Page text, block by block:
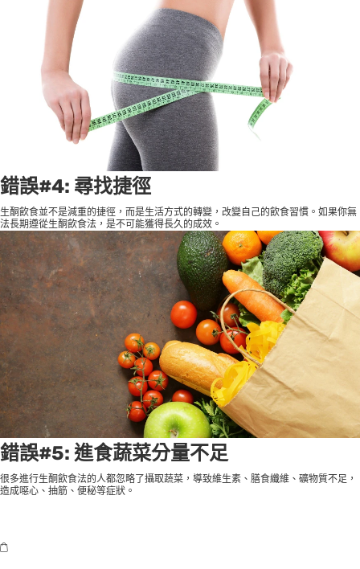
錯誤#4: 尋找捷徑
生酮飲食並不是減重的捷徑，而是生活方式的轉變，改變自己的飲食習慣。如果你無
法長期遵從生酮飲食法，是不可能獲得長久的成效。
錯誤#5: 進食蔬菜分量不足
很多進行生酮飲食法的人都忽略了攝取蔬菜，導致維生素、膳食纖維、礦物質不足，
造成噁心、抽筋、便秘等症狀。